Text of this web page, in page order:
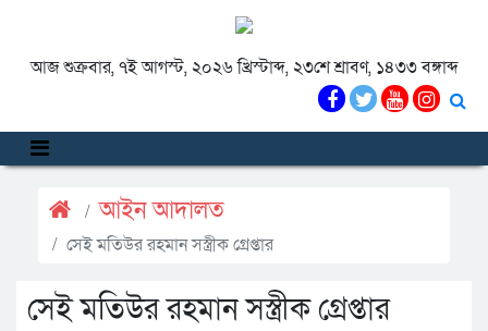
আজ শুক্রবার, ৭ই আগস্ট, ২০২৬ খ্রিস্টাব্দ, ২৩শে শ্রাবণ, ১৪৩৩ বঙ্গাব্দ
আইন আদালত
সেই মতিউর রহমান সস্ত্রীক গ্রেপ্তার
সেই মতিউর রহমান সস্ত্রীক গ্রেপ্তার